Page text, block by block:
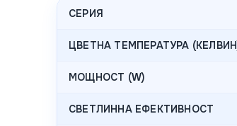
СЕРИЯ
ЦВЕТНА ТЕМПЕРАТУРА
МОЩНОСТ (W)
СВЕТЛИННА ЕФЕКТИВНОСТ